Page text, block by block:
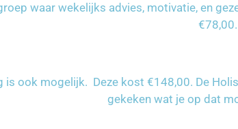
waar wekelijks advies, motivatie, en
€78,00.
is ook mogelijk. Deze kost €148,00. De
gekeken wat je op dat